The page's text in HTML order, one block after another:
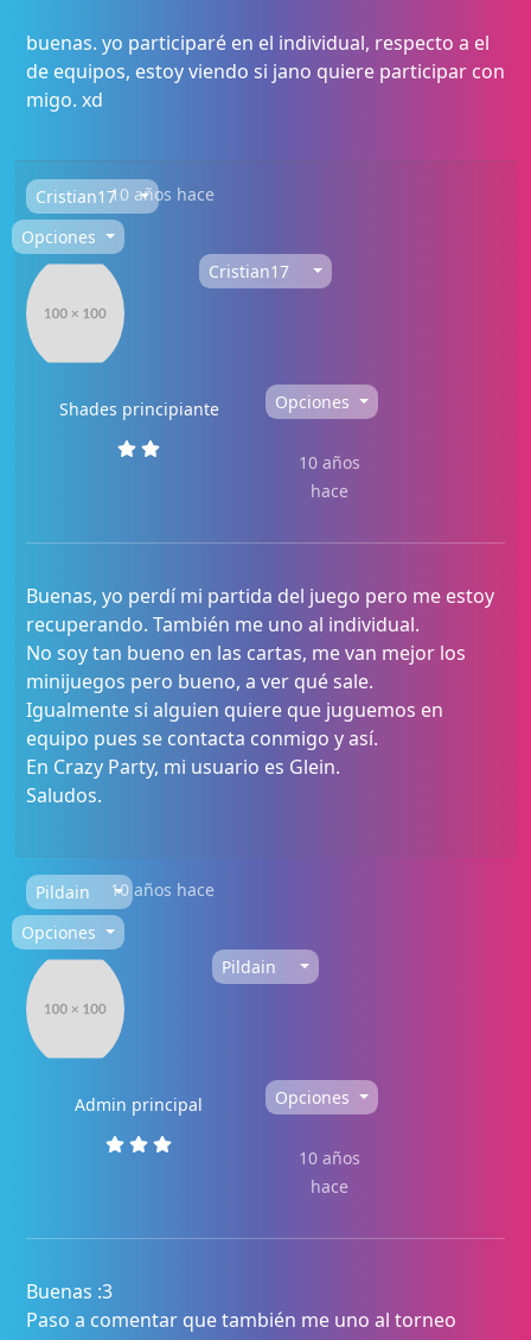
buenas. yo participaré en el individual, respecto a el
de equipos, estoy viendo si jano quiere participar con
migo. xd
Cristian1710 años hace
Opciones
Cristian17
Shades principiante Opciones
10 años
hace
Buenas, yo perdí mi partida del juego pero me estoy
recuperando. También me uno al individual.
No soy tan bueno en las cartas, me van mejor los
minijuegos pero bueno, a ver qué sale.
Igualmente si alguien quiere que juguemos en
equipo pues se contacta conmigo y así.
En Crazy Party, mi usuario es Glein.
Saludos.
Pildain
10 años hace
Opciones
Pildain
Admin principal Opciones
10 años
hace
Buenas :3
Paso a comentar que también me uno al torneo